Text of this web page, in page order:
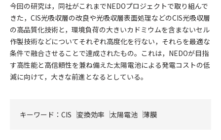
今回の研究は，同社がこれまでNEDOプロジェクトで取り組んで
きた，CIS光吸収層の改良や光吸収層表面処理などのCIS光吸収層
の高品質化技術と，環境負荷の大きいカドミウムを含まないセル
作製技術などについてそれぞれ高度化を行ない，それらを最適な
条件で融合させることで達成されたもの。これは，NEDOが目指
す高性能と高信頼性を兼ね備えた太陽電池による発電コストの低
減に向けて，大きな前進となるとしている。
キーワード： CIS 変換効率 太陽電池 薄膜